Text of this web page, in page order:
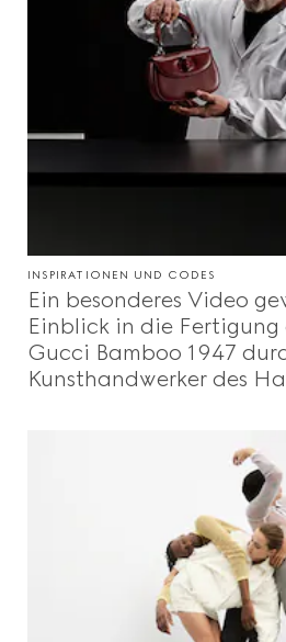
INSPIRATIONEN UND CODES
Ein besonderes Video
Einblick in die Fertigung
Gucci Bamboo 1947
Kunsthandwerker des